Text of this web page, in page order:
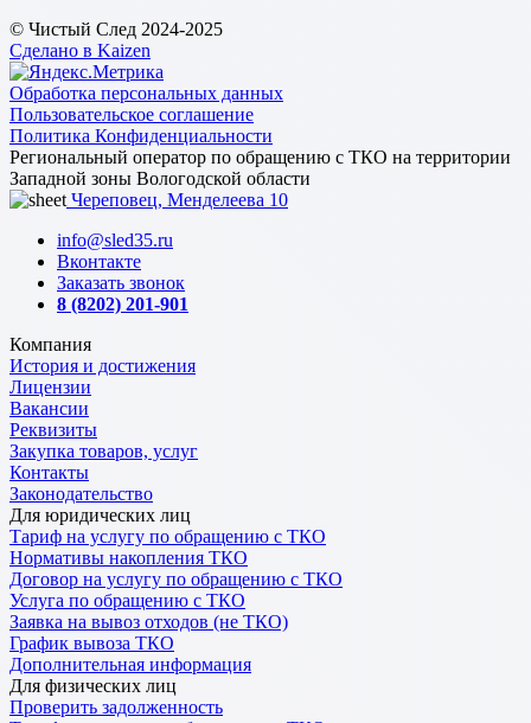
© Чистый След 2024-2025
Сделано в Kaizen
Обработка персональных данных
Пользовательское соглашение
Политика Конфиденциальности
Региональный оператор по обращению с ТКО на территории
Западной зоны Вологодской области
Череповец, Менделеева 10
info@sled35.ru
Вконтакте
Заказать звонок
8 (8202) 201-901
Компания
История и достижения
Лицензии
Вакансии
Реквизиты
Закупка товаров, услуг
Контакты
Законодательство
Для юридических лиц
Тариф на услугу по обращению с ТКО
Нормативы накопления ТКО
Договор на услугу по обращению с ТКО
Услуга по обращению с ТКО
Заявка на вывоз отходов (не ТКО)
График вывоза ТКО
Дополнительная информация
Для физических лиц
Проверить задолженность